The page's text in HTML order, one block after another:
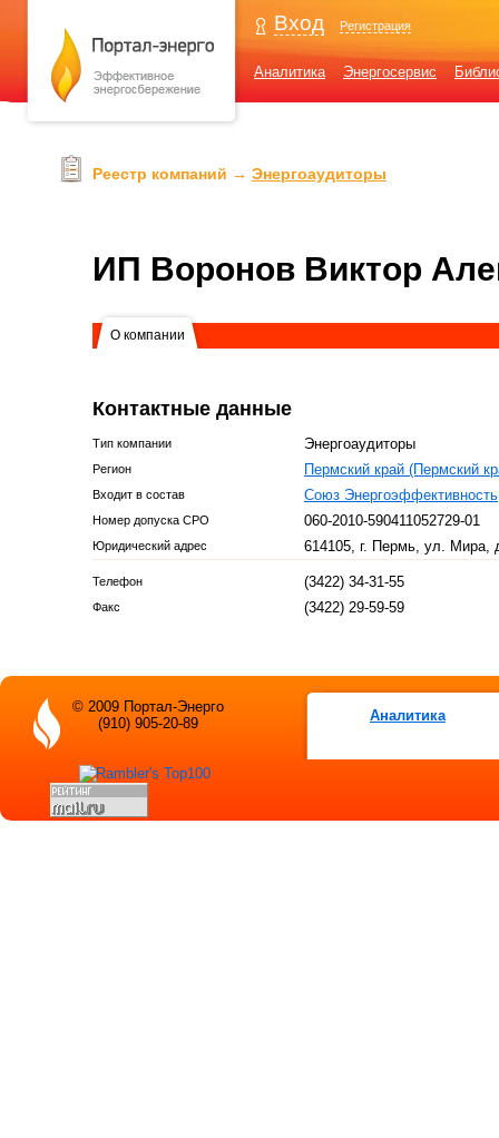
Вход Регистрация
Аналитика Энергосервис
Реестр компаний → Энергоаудиторы
ИП Воронов Виктор
О компании
Контактные данные
Тип компании Энергоаудиторы
Регион Пермский край (Пермский
Входит в состав Союз Энергоэффективность
Номер допуска СРО 060-2010-590411052729-01
Юридический адрес 614105, г. Пермь, ул. Мира,
Телефон (3422) 34-31-55
Факс (3422) 29-59-59
Аналитика
© 2009 Портал-Энерго
(910) 905-20-89